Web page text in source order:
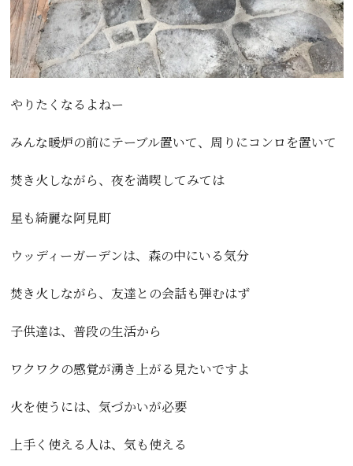
やりたくなるよねー
みんな暖炉の前にテーブル置いて、周りにコンロを置いて
焚き火しながら、夜を満喫してみては
星も綺麗な阿見町
ウッディーガーデンは、森の中にいる気分
焚き火しながら、友達との会話も弾むはず
子供達は、普段の生活から
ワクワクの感覚が湧き上がる見たいですよ
火を使うには、気づかいが必要
上手く使える人は、気も使える